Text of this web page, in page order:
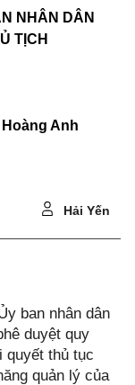
NHÂN DÂN
TỊCH
Anh
Hải Yến
ban nhân dân
duyệt quy
quyết thủ tục
quản lý của